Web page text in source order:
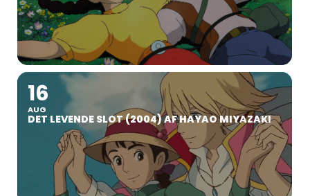
16
AUG
DET LEVENDE SLOT (2004) AF HAYAO MIYAZAKI